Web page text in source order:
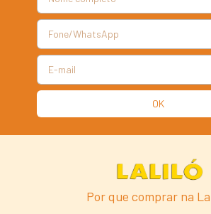
Por que comprar na